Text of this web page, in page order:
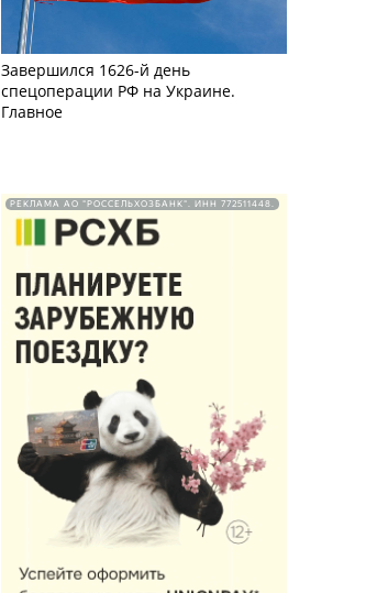
Завершился 1626-й день
спецоперации РФ на Украине.
Главное
РЕКЛАМА АО "РОССЕЛЬХОЗБАНК". ИНН 772511448.